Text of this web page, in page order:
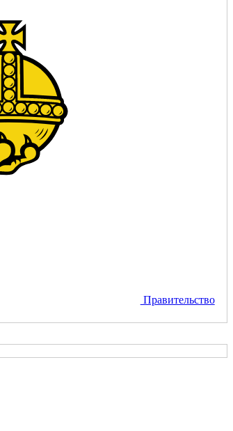
Правительство